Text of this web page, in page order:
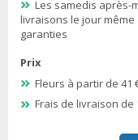
Les samedis après-
livraisons le jour
garanties
Prix
Fleurs à partir de 41
Frais de livraison de